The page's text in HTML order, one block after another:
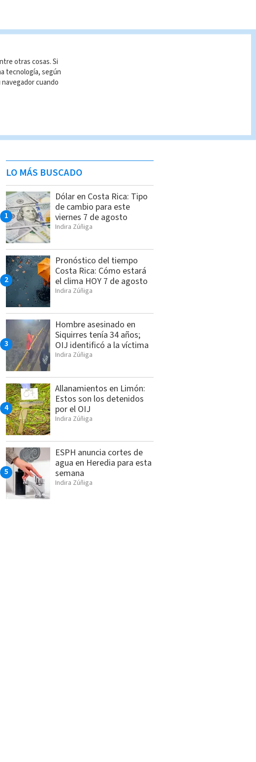
LO MÁS BUSCADO
Dólar en Costa Rica: Tipo
de cambio para este
viernes 7 de agosto
Indira Zúñiga
Pronóstico del tiempo
Costa Rica: Cómo estará
el clima HOY 7 de agosto
Indira Zúñiga
Hombre asesinado en
Siquirres tenía 34 años;
OIJ identificó a la víctima
Indira Zúñiga
Allanamientos en Limón:
Estos son los detenidos
por el OIJ
Indira Zúñiga
ESPH anuncia cortes de
agua en Heredia para esta
semana
Indira Zúñiga
otras cosas. Si
tecnología, según
cuando